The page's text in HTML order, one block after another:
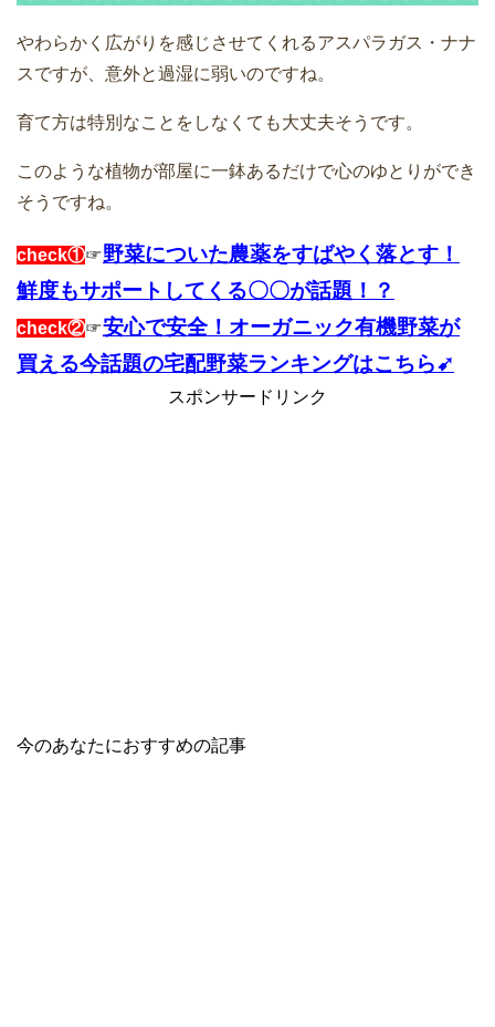
やわらかく広がりを感じさせてくれるアスパラガス・ナナ
スですが、意外と過湿に弱いのですね。
育て方は特別なことをしなくても大丈夫そうです。
このような植物が部屋に一鉢あるだけで心のゆとりができ
そうですね。
check①☞野菜についた農薬をすばやく落とす！
鮮度もサポートしてくる〇〇が話題！？
check②☞安心で安全！オーガニック有機野菜が
買える今話題の宅配野菜ランキングはこちら➹
スポンサードリンク
今のあなたにおすすめの記事